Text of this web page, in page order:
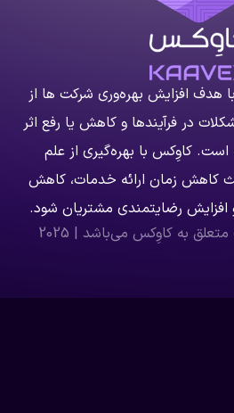
افزایش بهره‌وری شرکت ها از
در فرآیندها و کاهش یا رفع اثر
است. کاوِکس با بهره‌گیری از علم
کاهش زمان ارائه خدمات، کاهش
افزایش رضایتمندی مشتریان شود.
به کاوِکس می‌باشد | 2025